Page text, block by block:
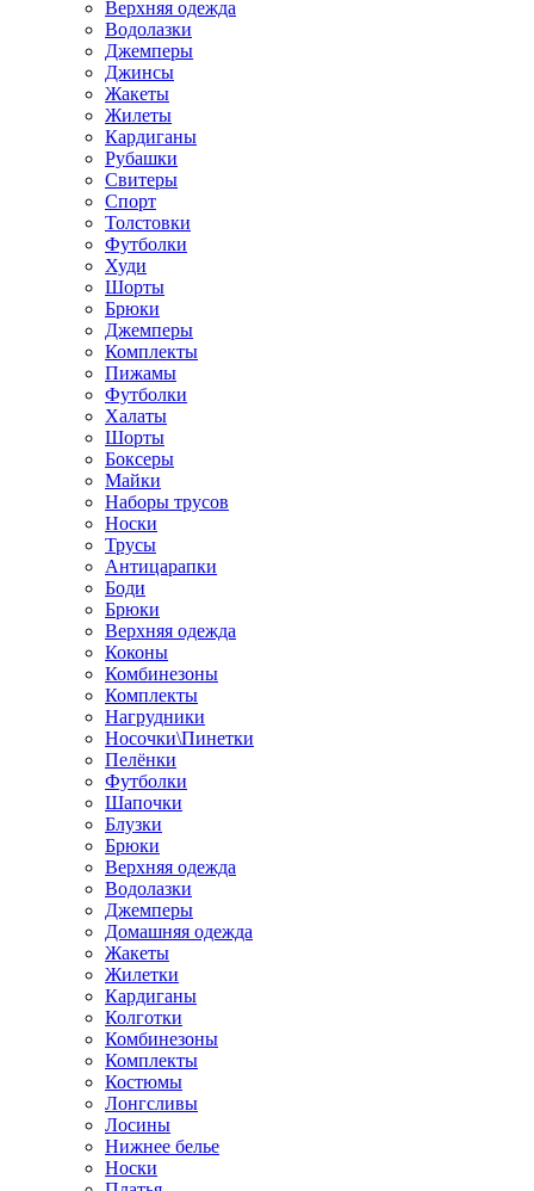
Верхняя одежда
Водолазки
Джемперы
Джинсы
Жакеты
Жилеты
Кардиганы
Рубашки
Свитеры
Спорт
Толстовки
Футболки
Худи
Шорты
Брюки
Джемперы
Комплекты
Пижамы
Футболки
Халаты
Шорты
Боксеры
Майки
Наборы трусов
Носки
Трусы
Антицарапки
Боди
Брюки
Верхняя одежда
Коконы
Комбинезоны
Комплекты
Нагрудники
Носочки\Пинетки
Пелёнки
Футболки
Шапочки
Блузки
Брюки
Верхняя одежда
Водолазки
Джемперы
Домашняя одежда
Жакеты
Жилетки
Кардиганы
Колготки
Комбинезоны
Комплекты
Костюмы
Лонгсливы
Лосины
Нижнее белье
Носки